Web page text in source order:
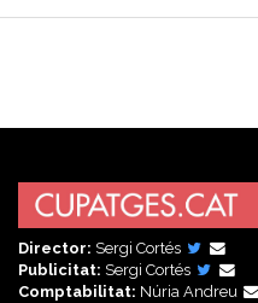
Director: Sergi Cortés
Publicitat: Sergi Cortés
Comptabilitat: Núria Andreu